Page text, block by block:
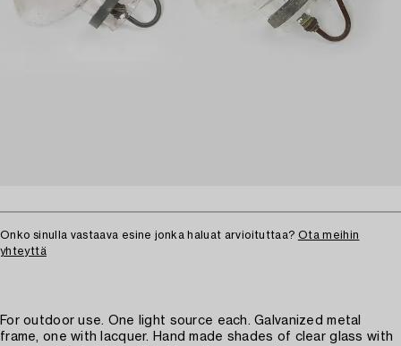
Onko sinulla vastaava esine jonka haluat arvioituttaa? Ota meihin
yhteyttä
For outdoor use. One light source each. Galvanized metal
frame, one with lacquer. Hand made shades of clear glass with